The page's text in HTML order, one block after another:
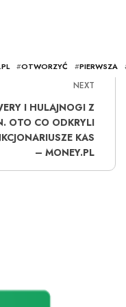
#OTWORZYĆ #PIERWSZA
NEXT
I HULAJNOGI Z
OTO CO ODKRYLI
KAS
– MONEY.PL